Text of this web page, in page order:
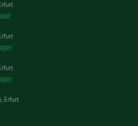
Erfurt